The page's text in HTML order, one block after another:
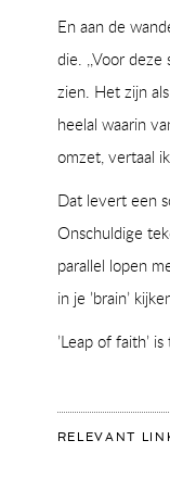
En aan de
die. ,,Voor deze
zien. Het zijn
heelal waarin
omzet, vertaal
Dat levert een
Onschuldige
parallel lopen
in je ’brain’
’Leap of faith’
RELEVANT